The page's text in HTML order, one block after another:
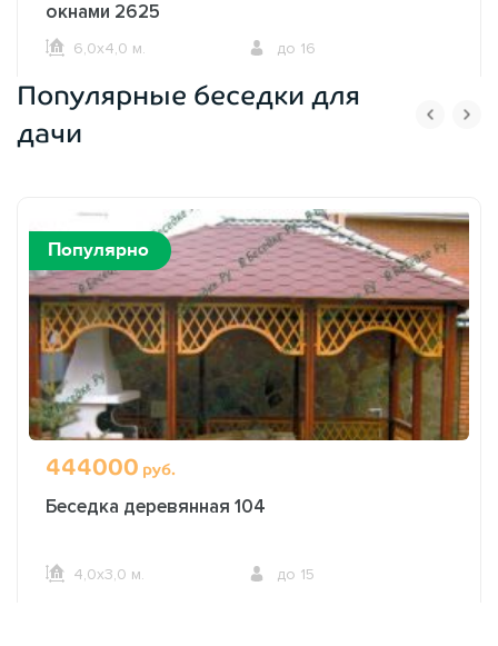
окнами 2625
6,0х4,0 м. до 16
ОФОРМИТЬ ЗАКАЗ
Популярные беседки для
дачи
Популярно
444000 руб.
Беседка деревянная 104
4,0х3,0 м. до 15